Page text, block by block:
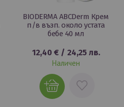
BIODERMA ABCDerm Крем
п/в възп. около устата
бебе 40 мл
12,40 €/ 24,25 лв.
Наличен
ДОБАВИ